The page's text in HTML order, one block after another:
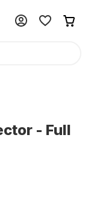
- Full